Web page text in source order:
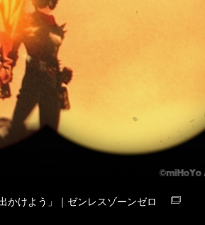
かけよう」｜ゼンレスゾーンゼロ